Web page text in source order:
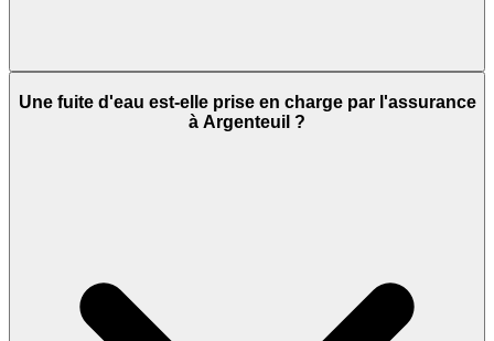
Une fuite d'eau est-elle prise en charge par l'assurance
à Argenteuil ?